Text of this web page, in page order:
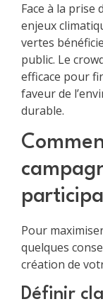
Face à la prise
enjeux
vertes
public. Le
efficace pour
faveur de
durable.
Pour
quelques
création de
Définir